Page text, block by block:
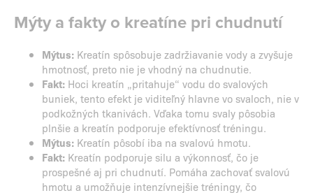
Mýty a fakty o kreatíne pri chudnutí
Mýtus: Kreatín spôsobuje zadržiavanie vody a zvyšuje
hmotnosť, preto nie je vhodný na chudnutie.
Fakt: Hoci kreatín „pritahuje“ vodu do svalových
buniek, tento efekt je viditeľný hlavne vo svaloch, nie v
podkožných tkanivách. Vďaka tomu svaly pôsobia
plnšie a kreatín podporuje efektívnosť tréningu.
Mýtus: Kreatín pôsobí iba na svalovú hmotu.
Fakt: Kreatín podporuje silu a výkonnosť, čo je
prospešné aj pri chudnutí. Pomáha zachovať svalovú
hmotu a umožňuje intenzívnejšie tréningy, čo